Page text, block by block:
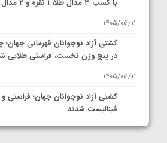
با کسب ۳ مدال طلا، ۱ نقره و ۲ مدال برنز
1405/05/11
کشتی آزاد نوجوانان قهرمانی جهان؛
در پنج وزن نخست، فراستی طلایی
1405/05/11
کشتی آزاد نوجوانان جهان؛ فراستی
فینالیست شدند
1405/05/09